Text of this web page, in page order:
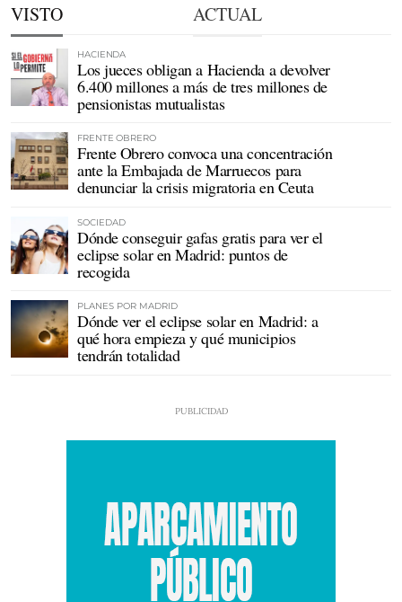
VISTO ACTUAL
HACIENDA
Los jueces obligan a Hacienda a devolver
6.400 millones a más de tres millones de
pensionistas mutualistas
FRENTE OBRERO
Frente Obrero convoca una concentración
ante la Embajada de Marruecos para
denunciar la crisis migratoria en Ceuta
SOCIEDAD
Dónde conseguir gafas gratis para ver el
eclipse solar en Madrid: puntos de
recogida
PLANES POR MADRID
Dónde ver el eclipse solar en Madrid: a
qué hora empieza y qué municipios
tendrán totalidad